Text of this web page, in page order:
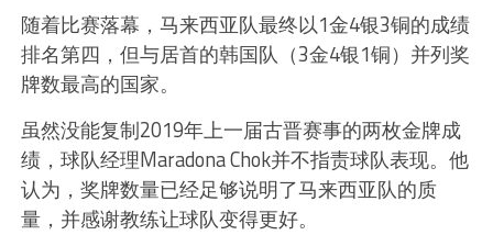
随着比赛落幕，马来西亚队最终以1金4银3铜的成绩
排名第四，但与居首的韩国队（3金4银1铜）并列奖
牌数最高的国家。
虽然没能复制2019年上一届古晋赛事的两枚金牌成
绩，球队经理Maradona Chok并不指责球队表现。他
认为，奖牌数量已经足够说明了马来西亚队的质
量，并感谢教练让球队变得更好。